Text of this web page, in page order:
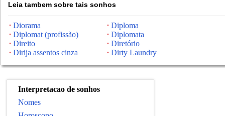
Leia tambem sobre tais sonhos
Diorama
Diploma
Diplomat (profissão)
Diplomata
Direito
Diretório
Dirija assentos cinza
Dirty Laundry
Interpretacao de sonhos
Nomes